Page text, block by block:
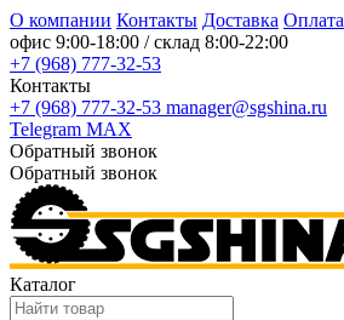
О компании Контакты Доставка Оплата
офис 9:00-18:00 / склад 8:00-22:00
+7 (968) 777-32-53
Контакты
+7 (968) 777-32-53 manager@sgshina.ru
Telegram MAX
Обратный звонок
Обратный звонок
Каталог